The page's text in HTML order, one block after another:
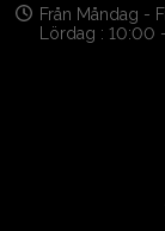
Från Måndag -
Lördag : 10:00